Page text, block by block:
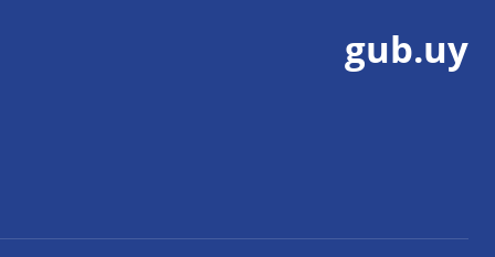
gub.uy